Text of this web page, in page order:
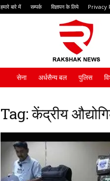
हमारे बारे में सम्पर्क विज्ञापन के लिये Privacy
सेना अर्धसैन्य बल पुलिस
Tag: केंद्रीय